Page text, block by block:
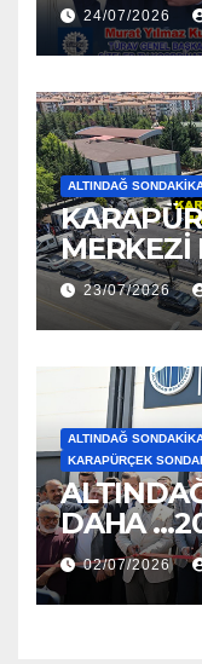
24/07/2026
ALTINDAĞ
MERKEZİ
2026
23/07/2026
ALTINDAĞ
KARAPÜRÇEK
DAHA
02/07/2026